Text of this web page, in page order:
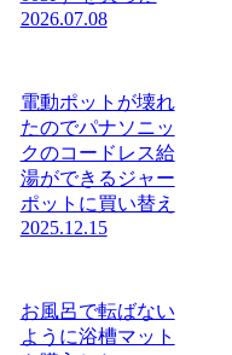
2026.07.08
電動ポットが壊れ
たのでパナソニッ
クのコードレス給
湯ができるジャー
ポットに買い替え
2025.12.15
お風呂で転ばない
ように浴槽マット